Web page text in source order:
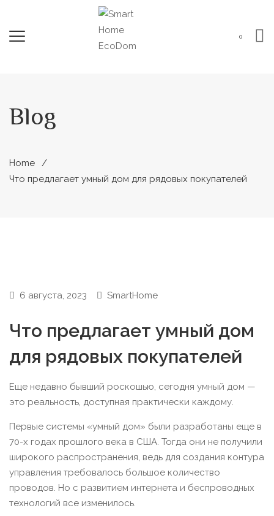
0
Blog
Home
Что предлагает умный дом для рядовых покупателей
6 августа, 2023 SmartHome
Что предлагает умный дом
для рядовых покупателей
Еще недавно бывший роскошью, сегодня умный дом —
это реальность, доступная практически каждому.
Первые системы «умный дом» были разработаны еще в
70-х годах прошлого века в США. Тогда они не получили
широкого распространения, ведь для создания контура
управления требовалось большое количество
проводов. Но с развитием интернета и беспроводных
технологий все изменилось.